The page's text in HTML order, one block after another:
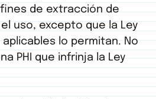
de extracción de
uso, excepto que la Ley
aplicables lo permitan. No
PHI que infrinja la Ley